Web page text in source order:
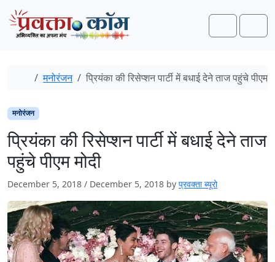
Skip to content
Skip to footer
Search
Home
मनोरंजन प्रियंका की रिसेप्शन पार्टी में बधाई देने ताज पहुंचे पीएम
मनोरंजन
प्रियंका की रिसेप्शन पार्टी में बधाई देने ताज
पहुंचे पीएम मोदी
December 5, 2018 / December 5, 2018 by प्रवक्ता ब्यूरो